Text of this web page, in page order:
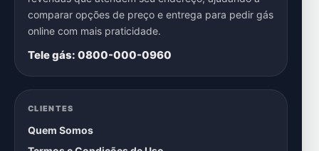
comparar opções de preço e entrega para pedir gás
online com mais praticidade.
Tele gás: 0800-000-0960
CLIENTES
Quem Somos